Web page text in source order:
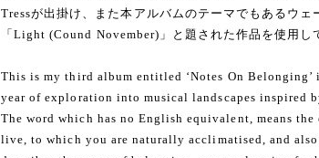
Tressが出掛け、また本アルバムのテーマでもあるウェ
「Light (Cound November)」と題された作品を使用し
This is my third album entitled ‘Notes On
year of exploration into musical landscapes inspired
The word which has no English equivalent, means
live, to which you are naturally acclimatised, and